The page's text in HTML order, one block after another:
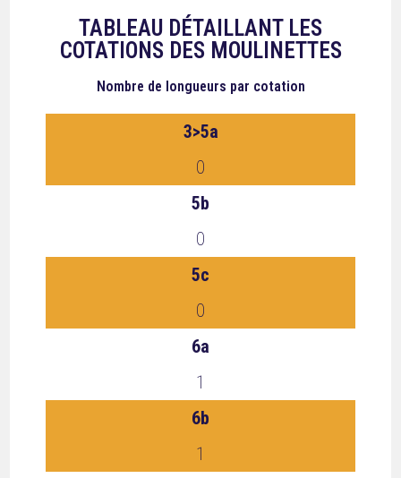
TABLEAU DÉTAILLANT LES
COTATIONS DES MOULINETTES
Nombre de longueurs par cotation
3>5a
0
5b
0
5c
0
6a
1
6b
1